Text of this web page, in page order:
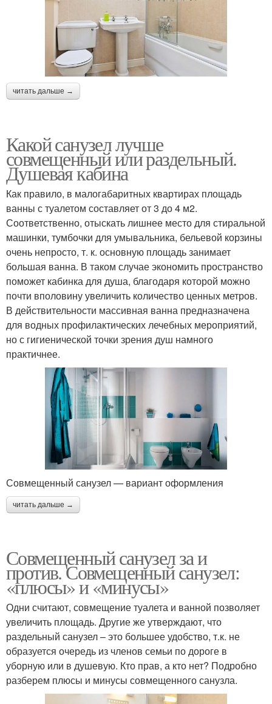
читать дальше →
Какой санузел лучше
совмещенный или раздельный.
Душевая кабина
Как правило, в малогабаритных квартирах площадь
ванны с туалетом составляет от 3 до 4 м2.
Соответственно, отыскать лишнее место для стиральной
машинки, тумбочки для умывальника, бельевой корзины
очень непросто, т. к. основную площадь занимает
большая ванна. В таком случае экономить пространство
поможет кабинка для душа, благодаря которой можно
почти вполовину увеличить количество ценных метров.
В действительности массивная ванна предназначена
для водных профилактических лечебных мероприятий,
но с гигиенической точки зрения душ намного
практичнее.
Совмещенный санузел — вариант оформления
читать дальше →
Совмещенный санузел за и
против. Совмещенный санузел:
«плюсы» и «минусы»
Одни считают, совмещение туалета и ванной позволяет
увеличить площадь. Другие же утверждают, что
раздельный санузел – это большее удобство, т.к. не
образуется очередь из членов семьи по дороге в
уборную или в душевую. Кто прав, а кто нет? Подробно
разберем плюсы и минусы совмещенного санузла.